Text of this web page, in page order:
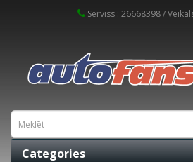
Serviss : 26668398 /
Categories